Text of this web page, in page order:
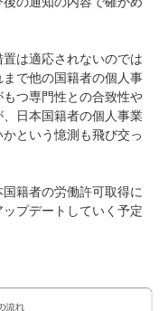
は適応されないのでは
で他の国籍者の個人事
つ専門性との合致性や
日本国籍者の個人事業
という憶測も飛び交っ
籍者の労働許可取得に
プデートしていく予定